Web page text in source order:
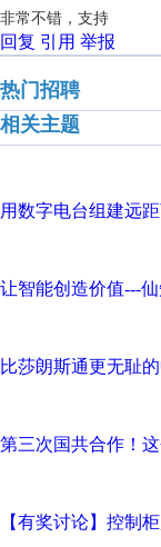
非常不错，支持
回复 引用 举报
热门招聘
相关主题
用数字电台组建远
让智能创造价值---
比莎朗斯通更无耻
第三次国共合作！
【有奖讨论】控制